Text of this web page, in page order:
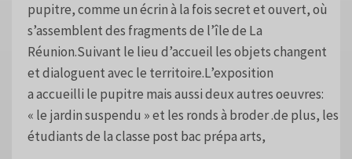
pupitre, comme un écrin à la fois secret et ouvert, où
s’assemblent des fragments de l’île de La
Réunion.Suivant le lieu d’accueil les objets changent
et dialoguent avec le territoire.L’exposition
a accueilli le pupitre mais aussi deux autres oeuvres:
« le jardin suspendu » et les ronds à broder .de plus, les
étudiants de la classe post bac prépa arts,